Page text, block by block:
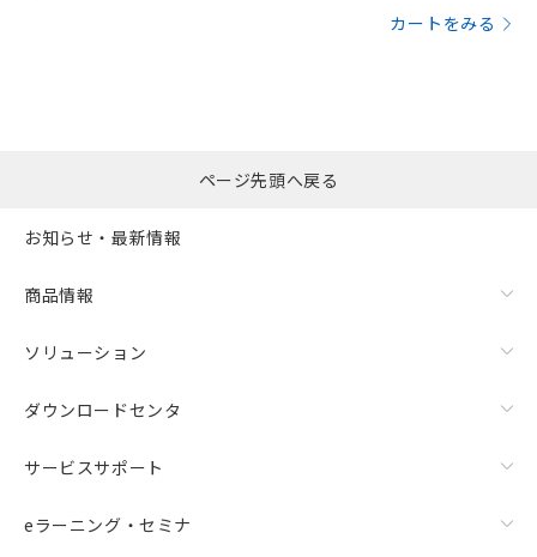
カートをみる
ページ先頭へ戻る
お知らせ・最新情報
商品情報
ソリューション
ダウンロードセンタ
サービスサポート
eラーニング・セミナ